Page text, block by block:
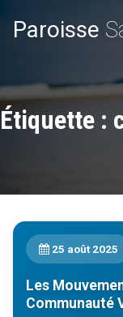
Paroisse
Étiquette :
25 août 2025
Les
Communauté